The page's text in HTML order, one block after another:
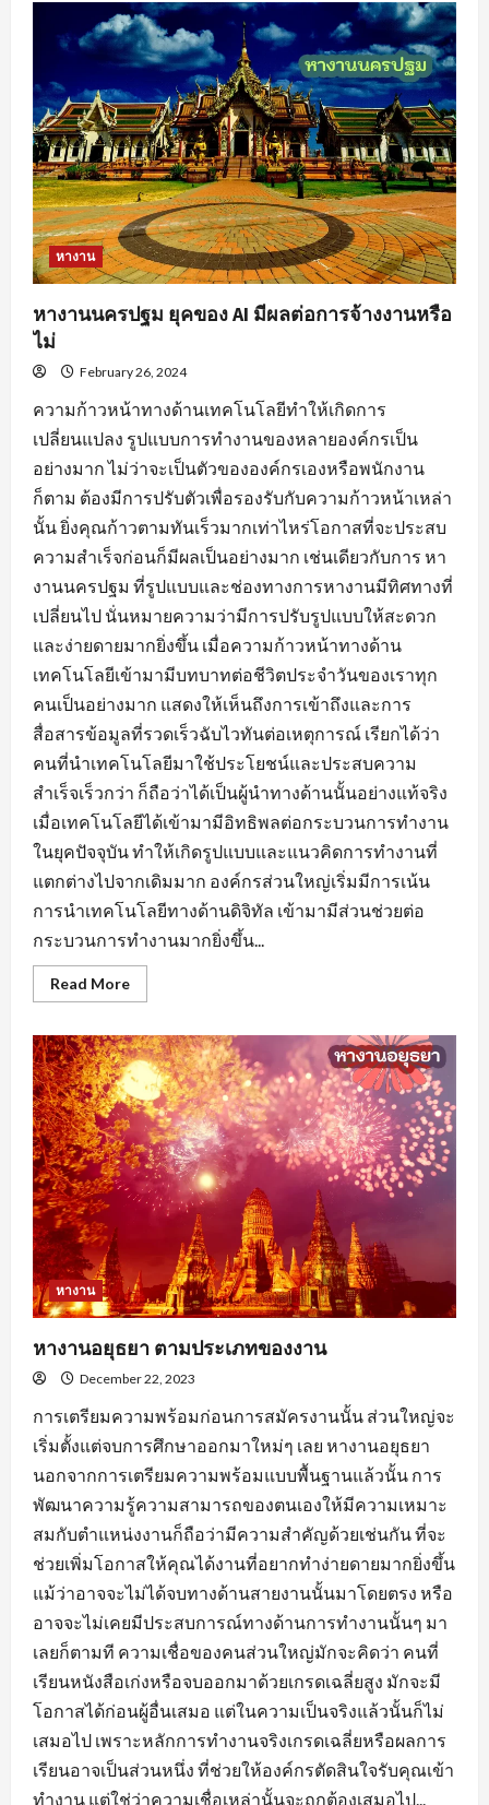
งาน
ขับ
รถ
สร้าง
แรง
บันดาล
ใจ
ให้
กับ
ตนเอง
หางาน
หางานนครปฐม ยุคของ AI มีผลต่อการจ้างงานหรือ
ไม่
February 26, 2024
ความก้าวหน้าทางด้านเทคโนโลยีทำให้เกิดการ
เปลี่ยนแปลง รูปแบบการทำงานของหลายองค์กรเป็น
อย่างมาก ไม่ว่าจะเป็นตัวขององค์กรเองหรือพนักงาน
ก็ตาม ต้องมีการปรับตัวเพื่อรองรับกับความก้าวหน้าเหล่า
นั้น ยิ่งคุณก้าวตามทันเร็วมากเท่าไหร่โอกาสที่จะประสบ
ความสำเร็จก่อนก็มีผลเป็นอย่างมาก เช่นเดียวกับการ หา
งานนครปฐม ที่รูปแบบและช่องทางการหางานมีทิศทางที่
เปลี่ยนไป นั่นหมายความว่ามีการปรับรูปแบบให้สะดวก
และง่ายดายมากยิ่งขึ้น เมื่อความก้าวหน้าทางด้าน
เทคโนโลยีเข้ามามีบทบาทต่อชีวิตประจำวันของเราทุก
คนเป็นอย่างมาก แสดงให้เห็นถึงการเข้าถึงและการ
สื่อสารข้อมูลที่รวดเร็วฉับไวทันต่อเหตุการณ์ เรียกได้ว่า
คนที่นำเทคโนโลยีมาใช้ประโยชน์และประสบความ
สำเร็จเร็วกว่า ก็ถือว่าได้เป็นผู้นำทางด้านนั้นอย่างแท้จริง
เมื่อเทคโนโลยีได้เข้ามามีอิทธิพลต่อกระบวนการทำงาน
ในยุคปัจจุบัน ทำให้เกิดรูปแบบและแนวคิดการทำงานที่
แตกต่างไปจากเดิมมาก องค์กรส่วนใหญ่เริ่มมีการเน้น
การนำเทคโนโลยีทางด้านดิจิทัล เข้ามามีส่วนช่วยต่อ
กระบวนการทำงานมากยิ่งขึ้น...
Read MoreRead
more
งาน
นครปฐม
ยุค
ของ
AI
มี
ผล
ต่อ
การ
จ้าง
งาน
หรือ
หางาน
หางานอยุธยา ตามประเภทของงาน
December 22, 2023
การเตรียมความพร้อมก่อนการสมัครงานนั้น ส่วนใหญ่จะ
เริ่มตั้งแต่จบการศึกษาออกมาใหม่ๆ เลย หางานอยุธยา
นอกจากการเตรียมความพร้อมแบบพื้นฐานแล้วนั้น การ
พัฒนาความรู้ความสามารถของตนเองให้มีความเหมาะ
สมกับตำแหน่งงานก็ถือว่ามีความสำคัญด้วยเช่นกัน ที่จะ
ช่วยเพิ่มโอกาสให้คุณได้งานที่อยากทำง่ายดายมากยิ่งขึ้น
แม้ว่าอาจจะไม่ได้จบทางด้านสายงานนั้นมาโดยตรง หรือ
อาจจะไม่เคยมีประสบการณ์ทางด้านการทำงานนั้นๆ มา
เลยก็ตามที ความเชื่อของคนส่วนใหญ่มักจะคิดว่า คนที่
เรียนหนังสือเก่งหรือจบออกมาด้วยเกรดเฉลี่ยสูง มักจะมี
โอกาสได้ก่อนผู้อื่นเสมอ แต่ในความเป็นจริงแล้วนั้นก็ไม่
เสมอไป เพราะหลักการทำงานจริงเกรดเฉลี่ยหรือผลการ
เรียนอาจเป็นส่วนหนึ่ง ที่ช่วยให้องค์กรตัดสินใจรับคุณเข้า
ทำงาน แต่ใช่ว่าความเชื่อเหล่านั้นจะถูกต้องเสมอไป...